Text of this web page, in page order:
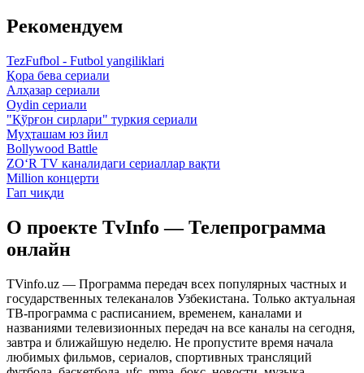
Рекомендуем
TezFufbol - Futbol yangiliklari
Қора бева сериали
Алҳазар сериали
Oydin сериали
"Қўрғон сирлари" туркия сериали
Муҳташам юз йил
Bollywood Battle
ZO‘R TV каналидаги сериаллар вақти
Million концерти
Гап чиқди
О проекте TvInfo — Телепрограмма
онлайн
TVinfo.uz — Программа передач всех популярных частных и
государственных телеканалов Узбекистана. Только актуальная
ТВ-программа с расписанием, временем, каналами и
названиями телевизионных передач на все каналы на сегодня,
завтра и ближайшую неделю. Не пропустите время начала
любимых фильмов, сериалов, спортивных трансляций